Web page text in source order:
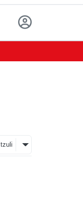
Itzuli